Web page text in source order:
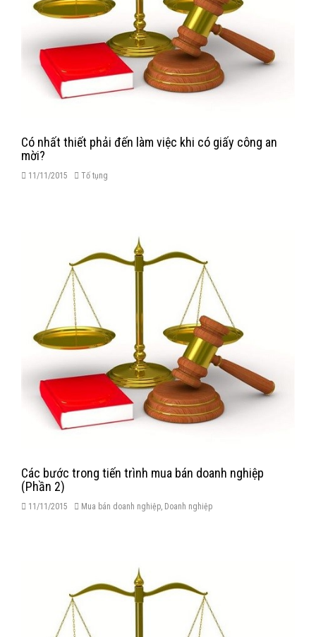
Có nhất thiết phải đến làm việc khi có giấy công an
mời?
11/11/2015 Tố tụng
Các bước trong tiến trình mua bán doanh nghiệp
(Phần 2)
11/11/2015 Mua bán doanh nghiệp, Doanh nghiệp